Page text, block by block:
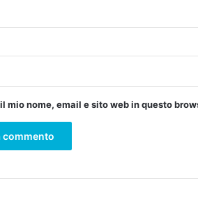
mio nome, email e sito web in questo